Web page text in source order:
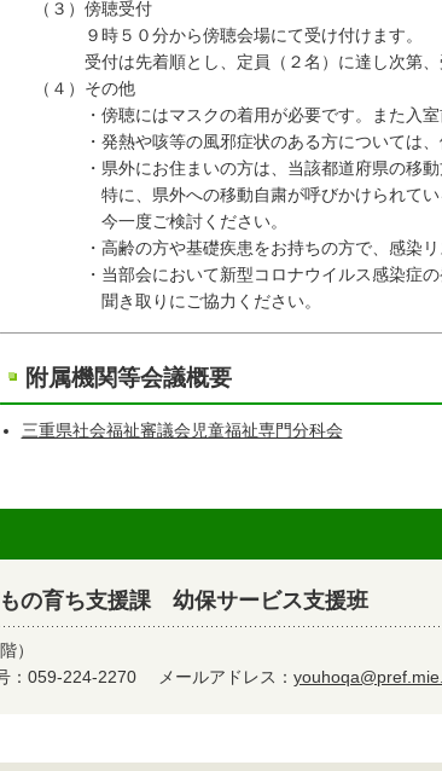
（３）傍聴受付
９時５０分から傍聴会場にて受け付けます。
受付は先着順とし、定員（２名）に達し次第、受
（４）その他
・傍聴にはマスクの着用が必要です。また入室前
・発熱や咳等の風邪症状のある方については、傍
・県外にお住まいの方は、当該都道府県の移動方
特に、県外への移動自粛が呼びかけられている
今一度ご検討ください。
・高齢の方や基礎疾患をお持ちの方で、感染リス
・当部会において新型コロナウイルス感染症の発
聞き取りにご協力ください。
附属機関等会議概要
三重県社会福祉審議会児童福祉専門分科会
育ち支援課 幼保サービス支援班
）
：059-224-2270 メールアドレス：